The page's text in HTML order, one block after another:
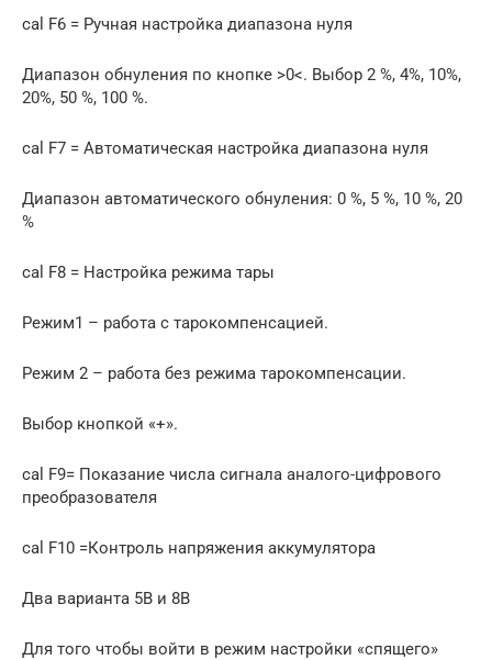
cal F6 = Ручная настройка диапазона нуля
Диапазон обнуления по кнопке >0<. Выбор 2 %, 4%, 10%,
20%, 50 %, 100 %.
cal F7 = Автоматическая настройка диапазона нуля
Диапазон автоматического обнуления: 0 %, 5 %, 10 %, 20
%
cal F8 = Настройка режима тары
Режим1 – работа с тарокомпенсацией.
Режим 2 – работа без режима тарокомпенсации.
Выбор кнопкой «+».
cal F9= Показание числа сигнала аналого-цифрового
преобразователя
cal F10 =Контроль напряжения аккумулятора
Два варианта 5В и 8В
Для того чтобы войти в режим настройки «спящего»